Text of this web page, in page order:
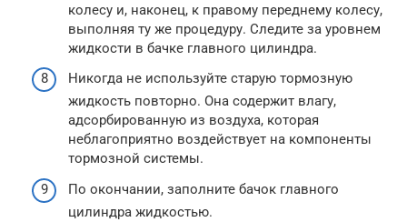
колесу и, наконец, к правому переднему колесу,
выполняя ту же процедуру. Следите за уровнем
жидкости в бачке главного цилиндра.
Никогда не используйте старую тормозную
жидкость повторно. Она содержит влагу,
адсорбированную из воздуха, которая
неблагоприятно воздействует на компоненты
тормозной системы.
По окончании, заполните бачок главного
цилиндра жидкостью.